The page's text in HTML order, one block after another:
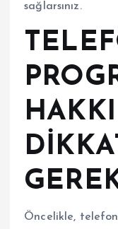
sağlarsınız.
Öncelikle,